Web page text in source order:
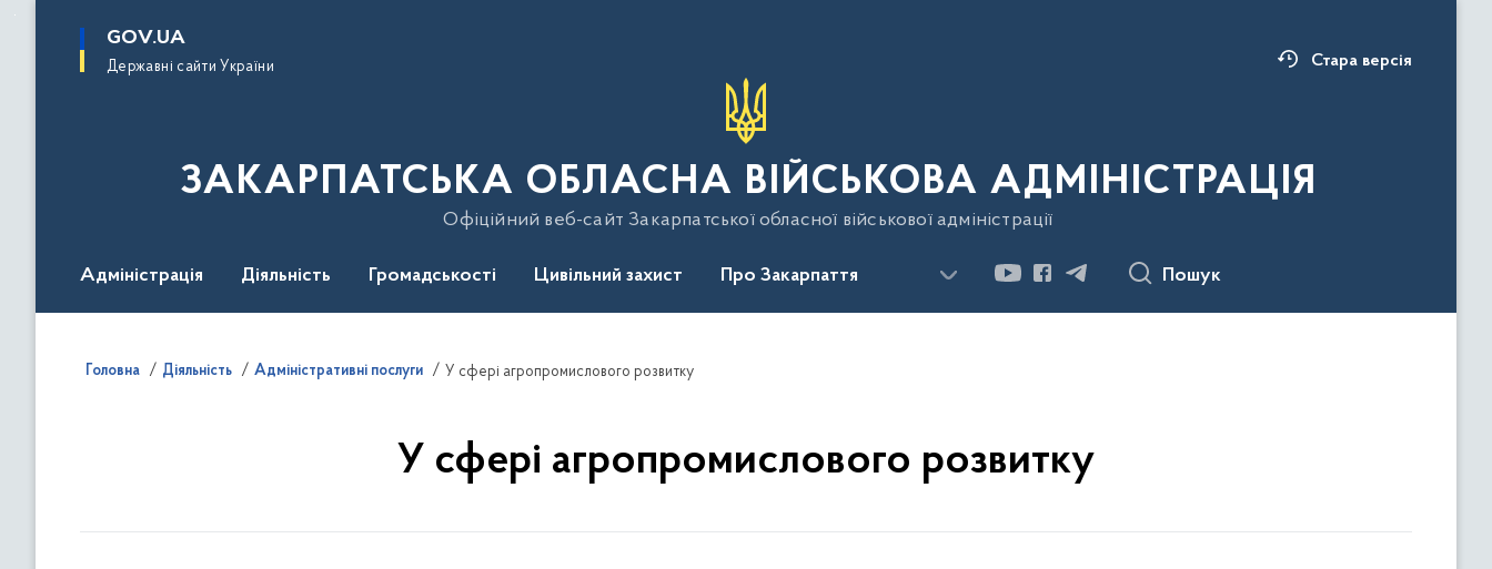
основного
GOV.UA
Державні сайти України Стара версія
ЗАКАРПАТСЬКА ОБЛАСНА ВІЙСЬКОВА АДМІНІСТРАЦІЯ
Офіційний веб-сайт Закарпатської обласної військової адміністрації
Адміністрація Діяльність Громадськості Цивільний захист Про Закарпаття Пошук
Головна Діяльність Адміністративні послуги У сфері агропромислового розвитку
У сфері агропромислового розвитку